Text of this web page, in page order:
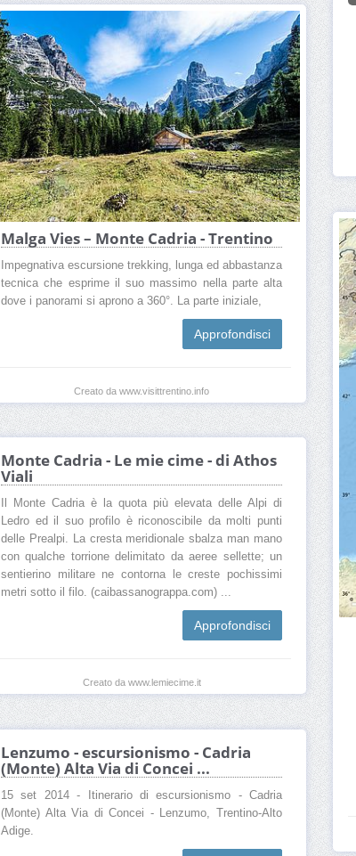
Malga Vies – Monte Cadria - Trentino
Impegnativa escursione trekking, lunga ed abbastanza
tecnica che esprime il suo massimo nella parte alta
dove i panorami si aprono a 360°. La parte iniziale,
Approfondisci
Creato da www.visittrentino.info
Monte Cadria - Le mie cime - di Athos
Viali
Il Monte Cadria è la quota più elevata delle Alpi di
Ledro ed il suo profilo è riconoscibile da molti punti
delle Prealpi. La cresta meridionale sbalza man mano
con qualche torrione delimitato da aeree sellette; un
sentierino militare ne contorna le creste pochissimi
metri sotto il filo. (caibassanograppa.com) ...
Approfondisci
Creato da www.lemiecime.it
Lenzumo - escursionismo - Cadria
(Monte) Alta Via di Concei ...
15 set 2014 - Itinerario di escursionismo - Cadria
(Monte) Alta Via di Concei - Lenzumo, Trentino-Alto
Adige.